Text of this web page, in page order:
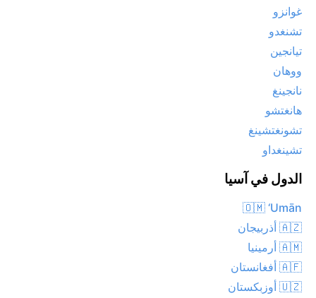
غوانزو
تشنغدو
تيانجين
ووهان
نانجينغ
هانغتشو
تشونغتشينغ
تشينغداو
الدول في آسيا
🇴🇲 ‘Umān
🇦🇿 أذربيجان
🇦🇲 أرمينيا
🇦🇫 أفغانستان
🇺🇿 أوزبكستان